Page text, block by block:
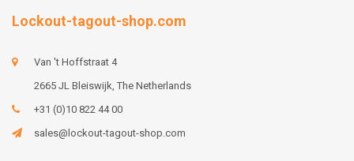
Lockout-tagout-shop.com
Van 't Hoffstraat 4
2665 JL Bleiswijk, The Netherlands
+31 (0)10 822 44 00
sales@lockout-tagout-shop.com